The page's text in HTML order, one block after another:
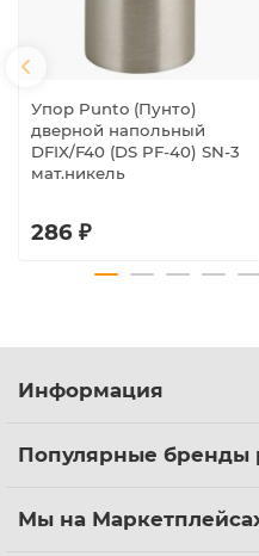
Упор Punto (Пунто)
дверной напольный
DFIX/F40 (DS PF-40) SN-3
мат.никель
286 ₽
Информация
Популярные бренды
Мы на